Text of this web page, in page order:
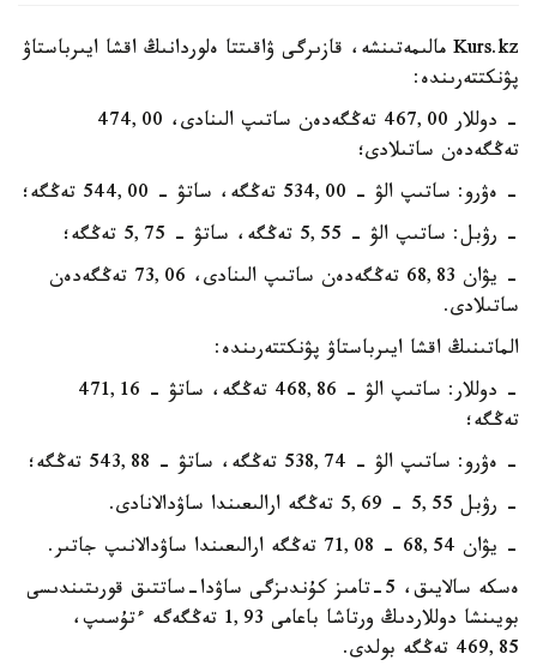
Kurs.kz مالىمەتىنشە، قازىرگى ۋاقىتتا ەلوردانىڭ اقشا ايىرباستاۋ
پۋنكتتەرىندە:
- دوللار 467,00 تەڭگەدەن ساتىپ الىنادى، 474,00
تەڭگەدەن ساتىلادى؛
- ەۋرو: ساتىپ الۋ - 534,00 تەڭگە، ساتۋ - 544,00 تەڭگە؛
- رۋبل: ساتىپ الۋ - 5,55 تەڭگە، ساتۋ - 5,75 تەڭگە؛
- يۋان 68,83 تەڭگەدەن ساتىپ الىنادى، 73,06 تەڭگەدەن
ساتىلادى.
الماتىنىڭ اقشا ايىرباستاۋ پۋنكتتەرىندە:
- دوللار: ساتىپ الۋ - 468,86 تەڭگە، ساتۋ - 471,16
تەڭگە؛
- ەۋرو: ساتىپ الۋ - 538,74 تەڭگە، ساتۋ - 543,88 تەڭگە؛
- رۋبل 5,55 - 5,69 تەڭگە ارالىعىندا ساۋدالانادى.
- يۋان 68,54 - 71,08 تەڭگە ارالىعىندا ساۋدالانىپ جاتىر.
ەسكە سالايىق، 5-تامىز كۇندىزگى ساۋدا-ساتتىق قورىتىندىسى
بويىنشا دوللاردىڭ ورتاشا باعامى 1,93 تەڭگەگە ءتۇسىپ،
469,85 تەڭگە بولدى.